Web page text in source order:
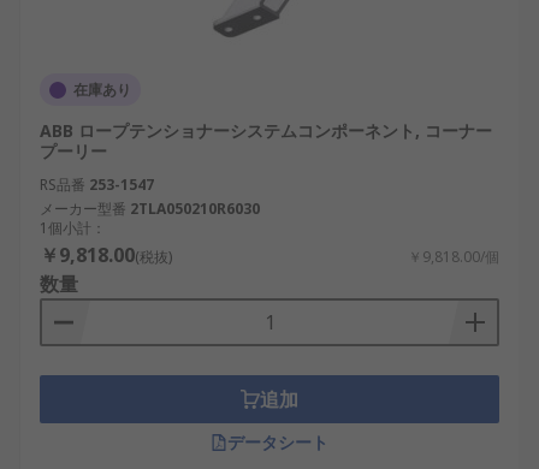
在庫あり
ABB ロープテンショナーシステムコンポーネント, コーナー
プーリー
RS品番 253-1547
メーカー型番 2TLA050210R6030
1個小計：
￥9,818.00(税抜) ￥9,818.00/個
数量
追加
データシート